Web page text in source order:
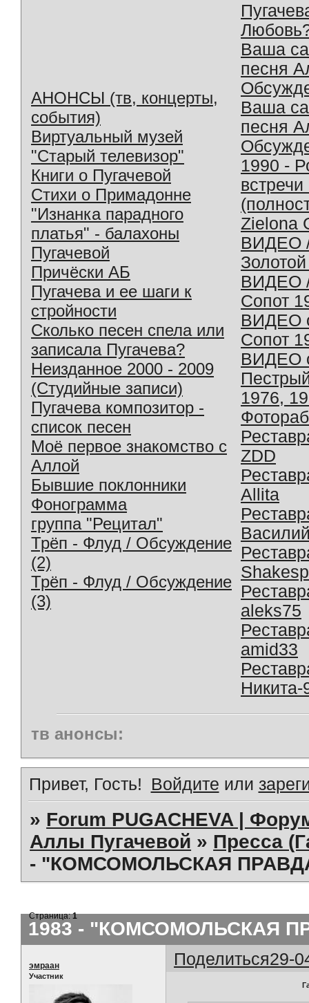
АНОНСЫ (тв, концерты,
события)
Виртуальный музей
"Старый телевизор"
Книги о Пугачевой
Стихи о Примадонне
"Изнанка парадного
платья" - балахоны
Пугачевой
Причёски АБ
Пугачева и ее шаги к
стройности
Сколько песен спела или
записала Пугачева?
Неизданное 2000 - 2009
(Студийные записи)
Пугачева композитор -
список песен
Моё первое знакомство с
Аллой
Бывшие поклонники
Фонограмма
группа "Рецитал"
Трёп - Флуд / Обсуждение
(2)
Трёп - Флуд / Обсуждение
(3)
Ваша
песня
Ваша
песня
1990 -
Zielona
ВИДЕО
ВИДЕО
Сопот
ВИДЕО
Сопот
ВИДЕО
1976,
ZDD
Allita
aleks75
amid33
Никита-
тв анонсы:
Привет, Гость! Войдите или
» Forum PUGACHEVA |
Аллы Пугачевой » Пресса
- "КОМСОМОЛЬСКАЯ
1983 - "КОМСОМОЛЬСКАЯ
Страница:1
Поделиться29-
эмраан
Участник